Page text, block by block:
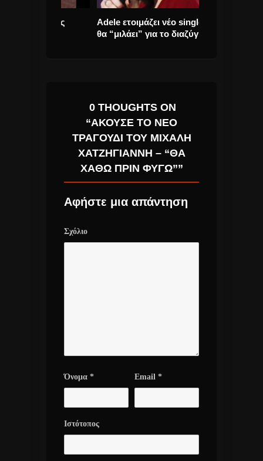
Adele ετοιμάζει νέο single που
θα “μιλάει” για το διαζύγιο της.
0 THOUGHTS ON
“ΆΚΟΥΣΕ ΤΟ ΝΈΟ
ΤΡΑΓΟΎΔΙ ΤΟΥ ΜΙΧΆΛΗ
ΧΑΤΖΗΓΙΆΝΝΗ – “ΘΑ
ΧΑΘΏ ΠΡΙΝ ΦΎΓΩ””
Αφήστε μια απάντηση
Σχόλιο
Όνομα * Email *
Ιστότοπος